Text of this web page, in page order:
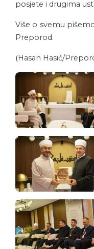
posjete i drugima
Više o svemu
Preporod.
(Hasan Hasić/